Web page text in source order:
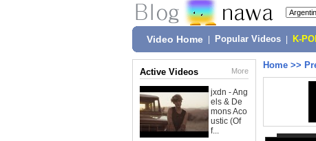
Video Home Popular Videos K-
Active Videos More
jxdn - Ang
els & De
mons Aco
ustic (Of
f...
Home >>